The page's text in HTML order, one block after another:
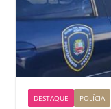
DESTAQUE POLÍCIA